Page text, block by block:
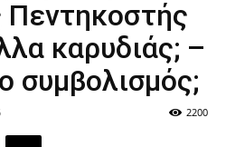
Πεντηκοστής
καρυδιάς; –
συμβολισμός;
2200